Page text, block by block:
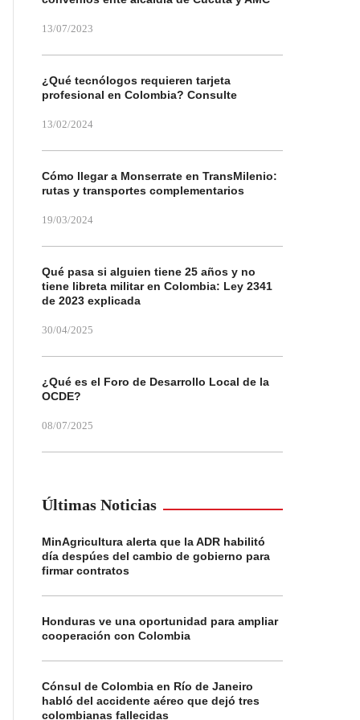
13/07/2023
¿Qué tecnólogos requieren tarjeta
profesional en Colombia? Consulte
13/02/2024
Cómo llegar a Monserrate en TransMilenio:
rutas y transportes complementarios
19/03/2024
Qué pasa si alguien tiene 25 años y no
tiene libreta militar en Colombia: Ley 2341
de 2023 explicada
30/04/2025
¿Qué es el Foro de Desarrollo Local de la
OCDE?
08/07/2025
Últimas Noticias
MinAgricultura alerta que la ADR habilitó
día despúes del cambio de gobierno para
firmar contratos
Honduras ve una oportunidad para ampliar
cooperación con Colombia
Cónsul de Colombia en Río de Janeiro
habló del accidente aéreo que dejó tres
colombianas fallecidas